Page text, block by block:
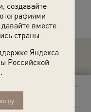
создавайте
вместе
страны.
Яндекса
Российской
этом фото